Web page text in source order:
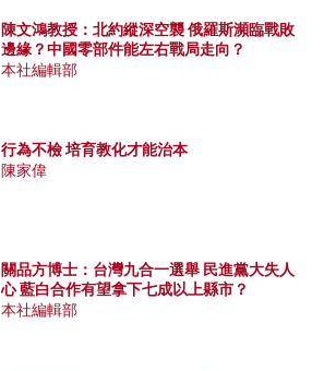
陳文鴻教授：北約縱深空襲 俄羅斯瀕臨戰敗
邊緣？中國零部件能左右戰局走向？
本社編輯部
行為不檢 培育教化才能治本
陳家偉
關品方博士：台灣九合一選舉 民進黨大失人
心 藍白合作有望拿下七成以上縣市？
本社編輯部